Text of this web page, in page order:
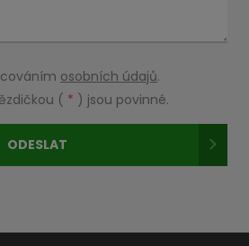
osobních údajů.
( * ) jsou povinné.
ODESLAT